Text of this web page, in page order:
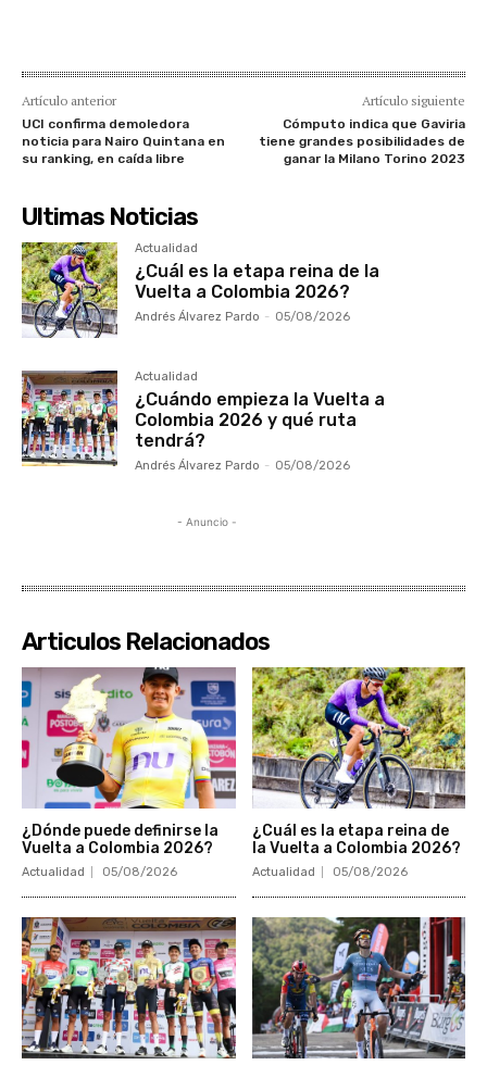
Artículo anterior
UCI confirma demoledora
noticia para Nairo Quintana en
su ranking, en caída libre
Artículo siguiente
Cómputo indica que Gaviria
tiene grandes posibilidades de
ganar la Milano Torino 2023
Ultimas Noticias
Actualidad
¿Cuál es la etapa reina de la
Vuelta a Colombia 2026?
Andrés Álvarez Pardo - 05/08/2026
Actualidad
¿Cuándo empieza la Vuelta a
Colombia 2026 y qué ruta
tendrá?
Andrés Álvarez Pardo - 05/08/2026
- Anuncio -
Articulos Relacionados
¿Dónde puede definirse la
Vuelta a Colombia 2026?
Actualidad 05/08/2026
¿Cuál es la etapa reina de
la Vuelta a Colombia 2026?
Actualidad 05/08/2026